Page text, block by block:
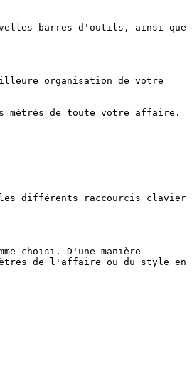
barres d'outils, ainsi que
organisation de votre
métrés de toute votre affaire.
les différents raccourcis clavier
choisi. D'une manière
de l'affaire ou du style en